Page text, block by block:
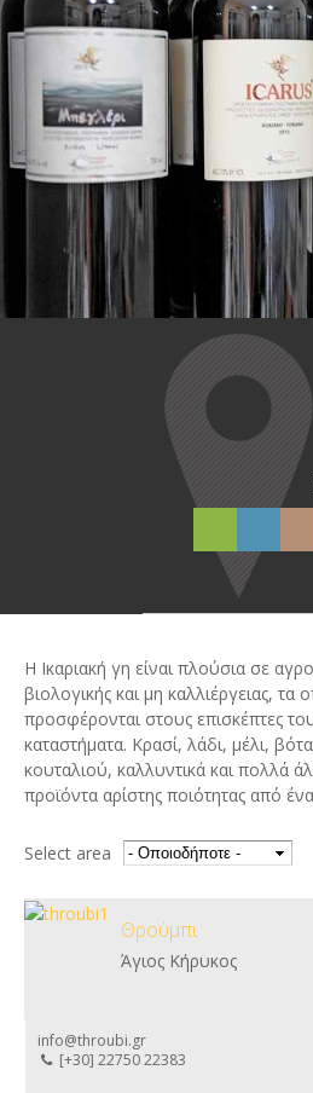
Η Ικαριακή γη είναι πλούσια σε
βιολογικής και μη καλλιέργειας, τα
προσφέρονται στους επισκέπτες
καταστήματα. Κρασί, λάδι, μέλι,
κουταλιού, καλλυντικά και πολλά
προϊόντα αρίστης ποιότητας από
Select area
Θρούμπι
Άγιος Κήρυκος
info@throubi.gr
[+30] 22750 22383